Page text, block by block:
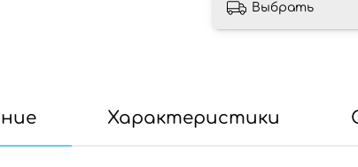
Выбрать
Характеристики